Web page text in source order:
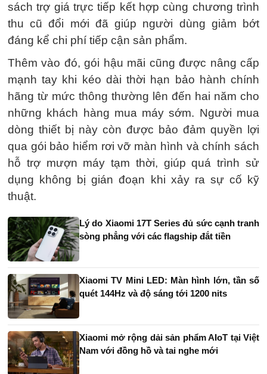
sách trợ giá trực tiếp kết hợp cùng chương trình
thu cũ đổi mới đã giúp người dùng giảm bớt
đáng kể chi phí tiếp cận sản phẩm.
Thêm vào đó, gói hậu mãi cũng được nâng cấp
mạnh tay khi kéo dài thời hạn bảo hành chính
hãng từ mức thông thường lên đến hai năm cho
những khách hàng mua máy sớm. Người mua
dòng thiết bị này còn được bảo đảm quyền lợi
qua gói bảo hiểm rơi vỡ màn hình và chính sách
hỗ trợ mượn máy tạm thời, giúp quá trình sử
dụng không bị gián đoạn khi xảy ra sự cố kỹ
thuật.
Lý do Xiaomi 17T Series đủ sức cạnh tranh
sòng phẳng với các flagship đắt tiền
Xiaomi TV Mini LED: Màn hình lớn, tần số
quét 144Hz và độ sáng tới 1200 nits
Xiaomi mở rộng dải sản phẩm AIoT tại Việt
Nam với đồng hồ và tai nghe mới